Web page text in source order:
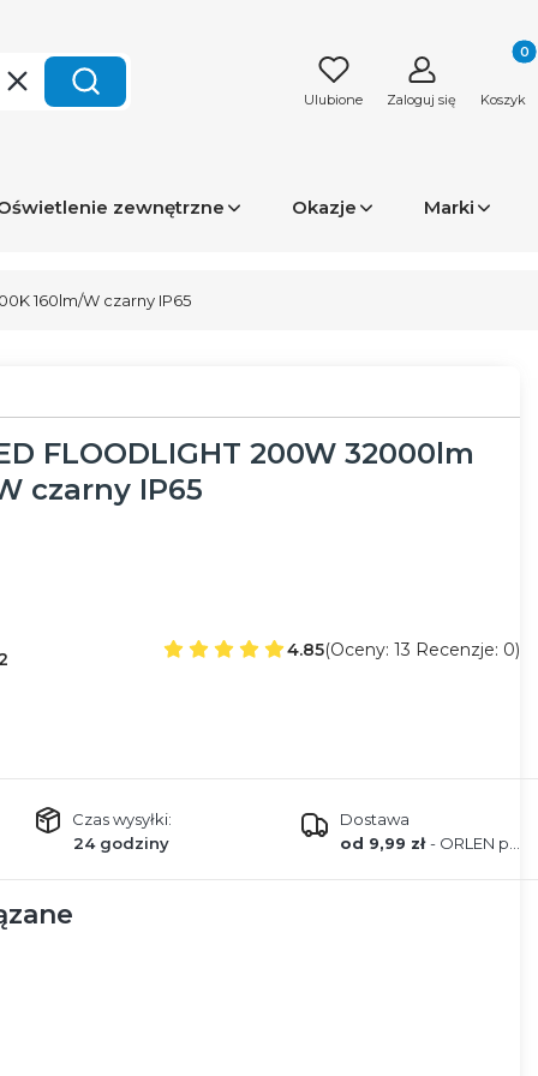
WyczyśćSzukaj Ulubione Zaloguj się Koszyk
zewnętrzne Okazje Marki
160lm/W czarny IP65
FLOODLIGHT 200W 32000lm
czarny IP65
4.85(Oceny: 13 Recenzje: 0)
Czas wysyłki:
24 godziny
Dostawa
od 9,99 zł- ORLEN paczka